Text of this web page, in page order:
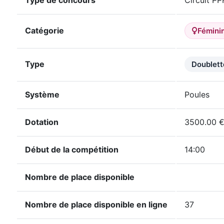
Catégorie
Type
Système Poules
Dotation 3500.00 €
Début de la compétition 14:00
Nombre de place disponible
Nombre de place disponible en ligne 37